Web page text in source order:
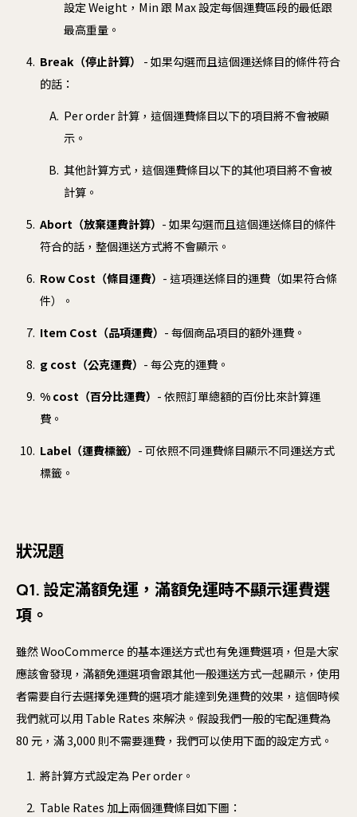
設定 Weight，Min 跟 Max 設定每個運費區段的最低跟
最高重量。
Break（停止計算）
- 如果勾選而且這個運送條目的條件符合
的話：
Per order 計算，這個運費條目以下的項目將不會被顯
示。
其他計算方式，這個運費條目以下的其他項目將不會被
計算。
Abort（放棄運費計算） - 如果勾選而且這個運送條目的條件
符合的話，整個運送方式將不會顯示。
Row Cost（條目運費） - 這項運送條目的運費（如果符合條
件）。
Item Cost（品項運費） - 每個商品項目的額外運費。
g cost（公克運費） - 每公克的運費。
% cost（百分比運費） - 依照訂單總額的百份比來計算運
費。
Label（運費標籤） - 可依照不同運費條目顯示不同運送方式
標籤。
狀況題
Q1. 設定滿額免運，滿額免運時不顯示運費選
項。
雖然 WooCommerce 的基本運送方式也有免運費選項，但是大家
應該會發現，滿額免運選項會跟其他一般運送方式一起顯示，使用
者需要自行去選擇免運費的選項才能達到免運費的效果，這個時候
我們就可以用 Table Rates 來解決。假設我們一般的宅配運費為
80 元，滿 3,000 則不需要運費，我們可以使用下面的設定方式。
將計算方式設定為 Per order。
Table Rates 加上兩個運費條目如下圖：